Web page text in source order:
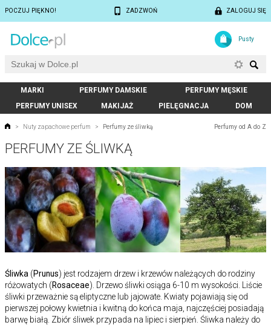
POCZUJ PIĘKNO! ZADZWOŃ ZALOGUJ SIĘ
Pusty
MARKI PERFUMY DAMSKIE
PERFUMY MĘSKIE
PERFUMY UNISEX
MAKIJAŻ PIELĘGNACJA DOM
Perfumy od A do Z
> Nuty zapachowe perfum > Perfumy ze śliwką
PERFUMY ZE ŚLIWKĄ
Śliwka (Prunus) jest rodzajem drzew i krzewów należących do rodziny
różowatych (Rosaceae). Drzewo śliwki osiąga 6-10 m wysokości. Liście
śliwki przeważnie są eliptyczne lub jajowate. Kwiaty pojawiają się od
pierwszej połowy kwietnia i kwitną do końca maja, najczęściej posiadają
barwę białą. Zbiór śliwek przypada na lipiec i sierpień. Śliwka należy do